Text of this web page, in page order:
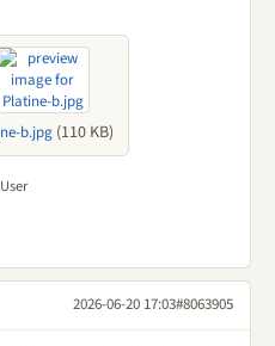
b.jpg (110 KB)
2026-06-20 17:03#8063905